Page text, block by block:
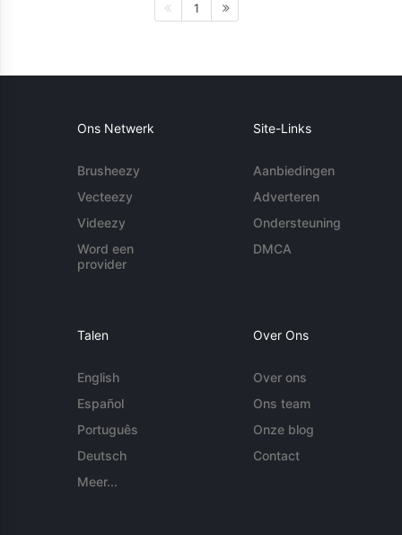
1
Ons Netwerk
Brusheezy
Vecteezy
Videezy
Word een
provider
Site-Links
Aanbiedingen
Adverteren
Ondersteuning
DMCA
Talen
English
Español
Português
Deutsch
Meer...
Over Ons
Over ons
Ons team
Onze blog
Contact